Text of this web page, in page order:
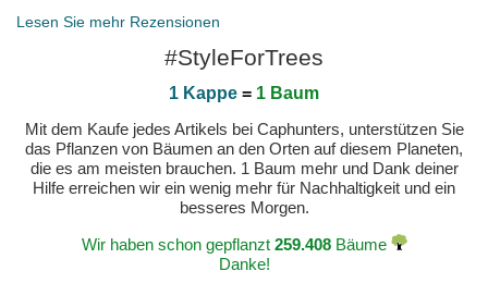
tanto que me estoy tomando este ratito en escribir semejante
mensaje jajaja. Muchas gracias por hacer la diferencia 🫶🏼
gepostet am 2024-09-28 von Delfina
Ottima qualità
Genial y el envío súper rapidp
gepostet am 2024-08-07 von Noelia
gepostet am 2024-07-22 von Hugo
Lesen Sie mehr Rezensionen
#StyleForTrees
1 Kappe = 1 Baum
Mit dem Kaufe jedes Artikels bei Caphunters, unterstützen Sie
das Pflanzen von Bäumen an den Orten auf diesem Planeten,
die es am meisten brauchen. 1 Baum mehr und Dank deiner
Hilfe erreichen wir ein wenig mehr für Nachhaltigkeit und ein
besseres Morgen.
Wir haben schon gepflanzt 259.408Bäume
Danke!